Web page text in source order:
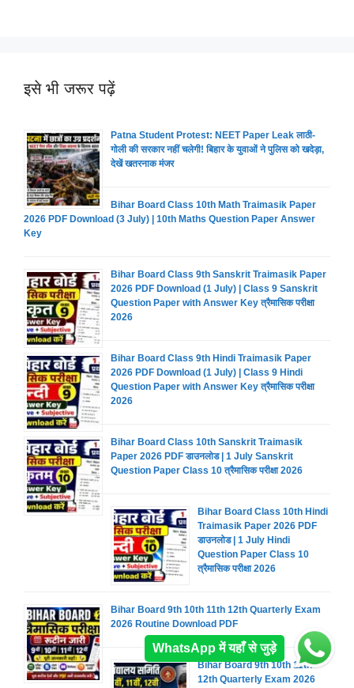
इसे भी जरूर पढ़ें
Patna Student Protest: NEET Paper Leak लाठी-
गोली की सरकार नहीं चलेगी! बिहार के युवाओं ने पुलिस को खदेड़ा,
देखें खतरनाक मंजर
Bihar Board Class 10th Math Traimasik Paper
2026 PDF Download (3 July) | 10th Maths Question Paper Answer
Key
Bihar Board Class 9th Sanskrit Traimasik Paper
2026 PDF Download (1 July) | Class 9 Sanskrit
Question Paper with Answer Key त्रैमासिक परीक्षा
2026
Bihar Board Class 9th Hindi Traimasik Paper
2026 PDF Download (1 July) | Class 9 Hindi
Question Paper with Answer Key त्रैमासिक परीक्षा
2026
Bihar Board Class 10th Sanskrit Traimasik
Paper 2026 PDF डाउनलोड | 1 July Sanskrit
Question Paper Class 10 त्रैमासिक परीक्षा 2026
Bihar Board Class 10th Hindi
Traimasik Paper 2026 PDF
डाउनलोड | 1 July Hindi
Question Paper Class 10
त्रैमासिक परीक्षा 2026
Bihar Board 9th 10th 11th 12th Quarterly Exam
2026 Routine Download PDF
Bihar Board 9th 10th 11th
12th Quarterly Exam 2026
WhatsApp में यहाँ से जुड़े